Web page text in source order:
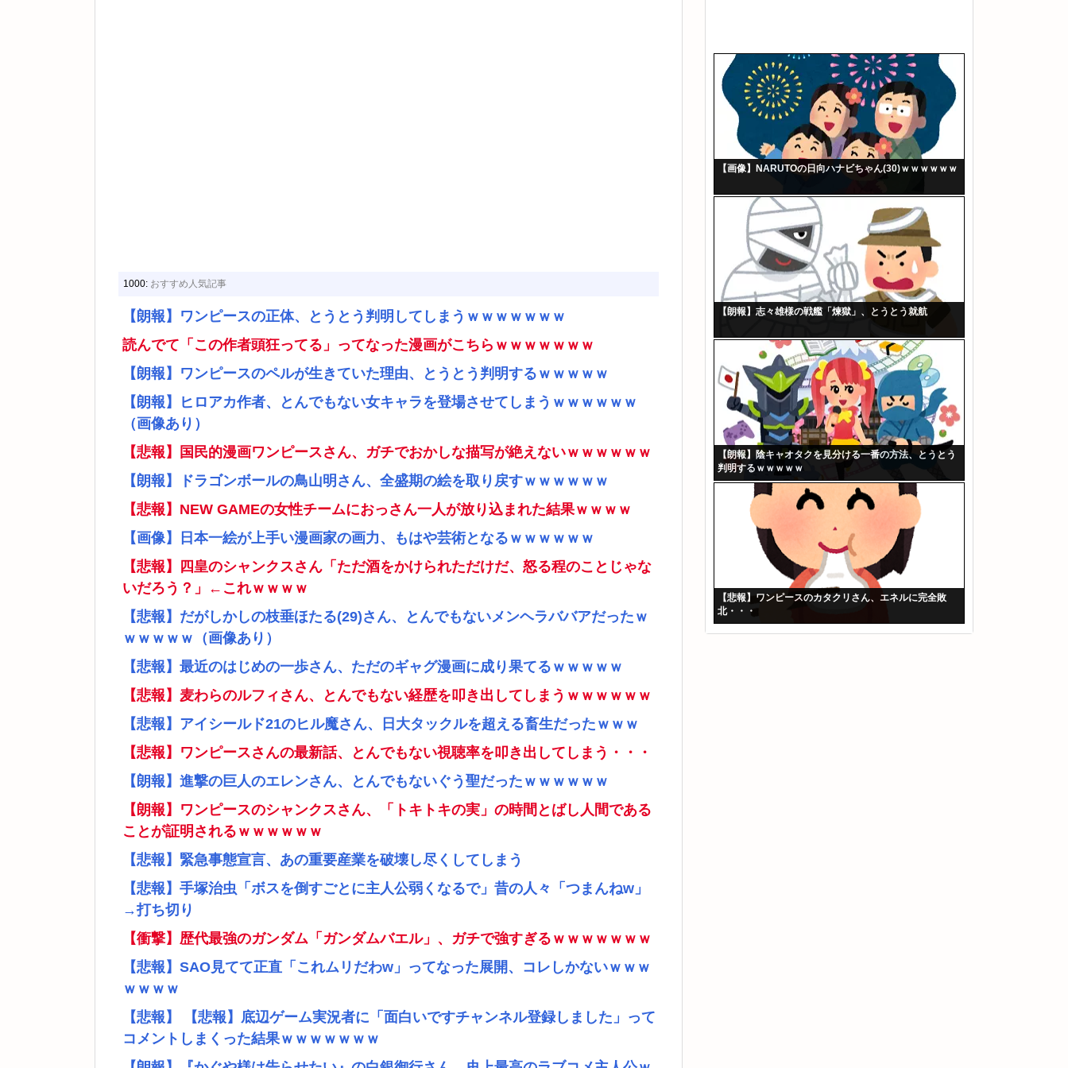
1000: おすすめ人気記事
【朗報】ワンピースの正体、とうとう判明してしまうｗｗｗｗｗｗｗ
読んでて「この作者頭狂ってる」ってなった漫画がこちらｗｗｗｗｗｗｗ
【朗報】ワンピースのペルが生きていた理由、とうとう判明するｗｗｗｗｗ
【朗報】ヒロアカ作者、とんでもない女キャラを登場させてしまうｗｗｗｗｗｗ
（画像あり）
【悲報】国民的漫画ワンピースさん、ガチでおかしな描写が絶えないｗｗｗｗｗｗ
【朗報】ドラゴンボールの鳥山明さん、全盛期の絵を取り戻すｗｗｗｗｗｗ
【悲報】NEW GAMEの女性チームにおっさん一人が放り込まれた結果ｗｗｗｗ
【画像】日本一絵が上手い漫画家の画力、もはや芸術となるｗｗｗｗｗｗ
【悲報】四皇のシャンクスさん「ただ酒をかけられただけだ、怒る程のことじゃな
いだろう？」←これｗｗｗｗ
【悲報】だがしかしの枝垂ほたる(29)さん、とんでもないメンヘラババアだったｗ
ｗｗｗｗｗ（画像あり）
【悲報】最近のはじめの一歩さん、ただのギャグ漫画に成り果てるｗｗｗｗｗ
【悲報】麦わらのルフィさん、とんでもない経歴を叩き出してしまうｗｗｗｗｗｗ
【悲報】アイシールド21のヒル魔さん、日大タックルを超える畜生だったｗｗｗ
【悲報】ワンピースさんの最新話、とんでもない視聴率を叩き出してしまう・・・
【朗報】進撃の巨人のエレンさん、とんでもないぐう聖だったｗｗｗｗｗｗ
【朗報】ワンピースのシャンクスさん、「トキトキの実」の時間とばし人間である
ことが証明されるｗｗｗｗｗｗ
【悲報】緊急事態宣言、あの重要産業を破壊し尽くしてしまう
【悲報】手塚治虫「ボスを倒すごとに主人公弱くなるで」昔の人々「つまんねw」
→打ち切り
【衝撃】歴代最強のガンダム「ガンダムバエル」、ガチで強すぎるｗｗｗｗｗｗｗ
【悲報】SAO見てて正直「これムリだわw」ってなった展開、コレしかないｗｗｗ
ｗｗｗｗ
【悲報】 【悲報】底辺ゲーム実況者に「面白いですチャンネル登録しました」って
コメントしまくった結果ｗｗｗｗｗｗｗ
【画像】NARUTOの日向ハナビちゃん(30)ｗｗｗｗｗｗ
【朗報】志々雄様の戦艦「煉獄」、とうとう就航
【朗報】陰キャオタクを見分ける一番の方法、とうとう
判明するｗｗｗｗｗ
【悲報】ワンピースのカタクリさん、エネルに完全敗
北・・・